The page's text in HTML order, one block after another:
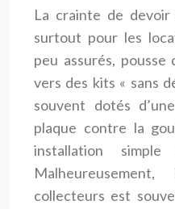
La crainte de
surtout pour les
peu assurés,
vers des kits « sans
souvent dotés
plaque contre la
installation
collecteurs est